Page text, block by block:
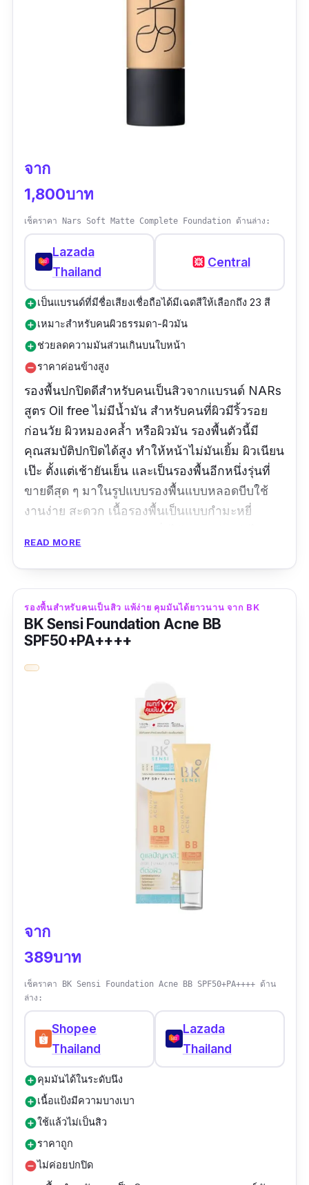
จาก
1,800บาท
เช็คราคา Nars Soft Matte Complete Foundation ด้านล่าง:
Lazada
Thailand
Central
add_circleเป็นแบรนด์ที่มีชื่อเสียงเชื่อถือได้มีเฉดสีให้เลือกถึง 23 สี
add_circleเหมาะสำหรับคนผิวธรรมดา-ผิวมัน
add_circleช่วยลดความมันส่วนเกินบนใบหน้า
remove_circleราคาค่อนข้างสูง
รองพื้นปกปิดดีสำหรับคนเป็นสิวจากแบรนด์ NARs
สูตร Oil free ไม่มีน้ำมัน สำหรับคนที่ผิวมีริ้วรอย
ก่อนวัย ผิวหมองคล้ำ หรือผิวมัน รองพื้นตัวนี้มี
คุณสมบัติปกปิดได้สูง ทำให้หน้าไม่มันเยิ้ม ผิวเนียน
เป๊ะ ตั้งแต่เช้ายันเย็น และเป็นรองพื้นอีกหนึ่งรุ่นที่
ขายดีสุด ๆ มาในรูปแบบรองพื้นแบบหลอดบีบใช้
งานง่าย สะดวก เนื้อรองพื้นเป็นแบบกำมะหยี่
ผิว และช่วยปกปิดได้ตั้งแต่ระดับปานกลางจนถึง
สูงสุด กลบมิดทั้งรอยดำ-รอยแดงจากสิว ติดทน
นาน 16 ชั่วโมง แถมยังเป็นสูตรกันเหงื่อ ทนต่อการ
ออกซิเดชั่น มอบฟินิชผิวแมทท์ แต่ไม่แห้ง ผิวนวล
สวย ปกปิดดี ดูเป็นธรรมชาติ ควบคุมความมันได้
เป็นอย่างดี ไม่ทำให้หน้ามันเยิ้มระหว่างวัน จึง
เหมาะมากสำหรับคนผิวผสม-ผิวมัน
เหมาะกับคนหน้ามันปกปิดริ้วรอยได้ดีระดับหนึ่ง
เลย ไม่หนักหน้ามากเกินไป ชอบค่ะ"
READ MORE
รองพื้นสำหรับคนเป็นสิว แพ้ง่าย คุมมันได้ยาวนาน จาก BK
BK Sensi Foundation Acne BB
SPF50+PA++++
จาก
389บาท
เช็คราคา BK Sensi Foundation Acne BB SPF50+PA++++ ด้าน
ล่าง:
Shopee
Thailand
Lazada
Thailand
add_circleคุมมันได้ในระดับนึง
add_circleเนื้อแป้งมีความบางเบา
add_circleใช้แล้วไม่เป็นสิว
add_circleราคาถูก
remove_circleไม่ค่อยปกปิด